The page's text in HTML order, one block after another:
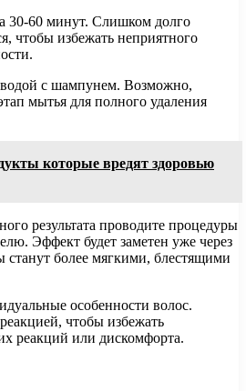
30-60 минут. Слишком долго
чтобы избежать неприятного
с шампунем. Возможно,
мытья для полного удаления
которые вредят здоровью
результата проводите процедуры
Эффект будет заметен уже через
станут более мягкими, блестящими
особенности волос.
чтобы избежать
реакций или дискомфорта.